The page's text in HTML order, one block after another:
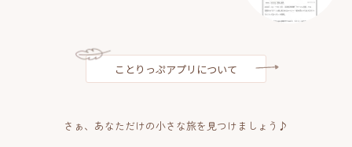
ことりっぷアプリについて
さぁ、あなただけの小さな旅を見つけましょう♪